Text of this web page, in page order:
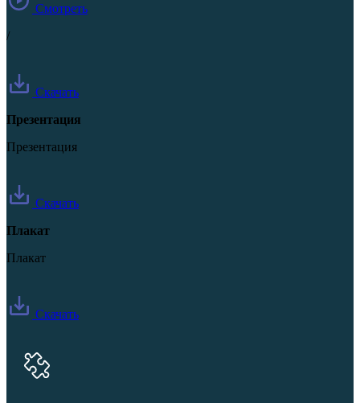
Смотреть
/
Скачать
Презентация
Презентация
Скачать
Плакат
Плакат
Скачать